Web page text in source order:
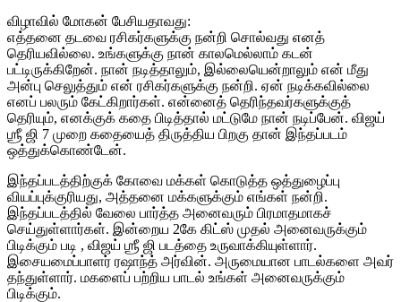
விழாவில் மோகன் பேசியதாவது:
எத்தனை தடவை ரசிகர்களுக்கு நன்றி சொல்வது எனத்
தெரியவில்லை. உங்களுக்கு நான் காலமெல்லாம் கடன்
பட்டிருக்கிறேன். நான் நடித்தாலும், இல்லையென்றாலும் என் மீது
அன்பு செலுத்தும் என் ரசிகர்களுக்கு நன்றி. ஏன் நடிக்கவில்லை
எனப் பலரும் கேட்கிறார்கள். என்னைத் தெரிந்தவர்களுக்குத்
தெரியும், எனக்குக் கதை பிடித்தால் மட்டுமே நான் நடிப்பேன். விஜய்
ஶ்ரீ ஜி 7 முறை கதையைத் திருத்திய பிறகு தான் இந்தப்படம்
ஒத்துக்கொண்டேன்.
இந்தப்படத்திற்குக் கோவை மக்கள் கொடுத்த ஒத்துழைப்பு
வியப்புக்குரியது, அத்தனை மக்களுக்கும் எங்கள் நன்றி.
இந்தப்படத்தில் வேலை பார்த்த அனைவரும் பிரமாதமாகச்
செய்துள்ளார்கள். இன்றைய 2கே கிட்ஸ் முதல் அனைவருக்கும்
பிடிக்கும் படி , விஜய் ஶ்ரீ ஜி படத்தை உருவாக்கியுள்ளார்.
இசையமைப்பாளர் ரஷாந்த் அர்வின். அருமையான பாடல்களை அவர்
தந்துள்ளார். மகளைப் பற்றிய பாடல் உங்கள் அனைவருக்கும்
பிடிக்கும்.